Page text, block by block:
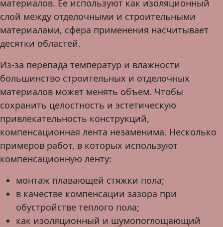
материалов. Ее используют как изоляционный
слой между отделочными и строительными
материалами, сфера применения насчитывает
десятки областей.
Из-за перепада температур и влажности
большинство строительных и отделочных
материалов может менять объем. Чтобы
сохранить целостность и эстетическую
привлекательность конструкций,
компенсационная лента незаменима. Несколько
примеров работ, в которых используют
компенсационную ленту:
монтаж плавающей стяжки пола;
в качестве компенсации зазора при
обустройстве теплого пола;
как изоляционный и шумопоглощающий